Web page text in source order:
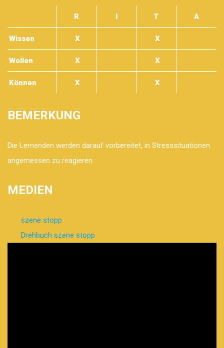
R I T A
Wissen X X
Wollen X X
Können X X
BEMERKUNG
Die Lernenden werden darauf vorbereitet, in Stresssituationen
angemessen zu reagieren.
MEDIEN
szene stopp
Drehbuch szene stopp